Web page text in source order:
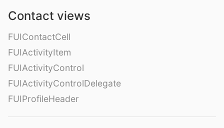
Contact views
FUIContactCell
FUIActivityItem
FUIActivityControl
FUIActivityControlDelegate
FUIProfileHeader